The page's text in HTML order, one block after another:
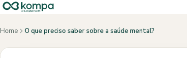
Home O que preciso saber sobre a saúde mental?